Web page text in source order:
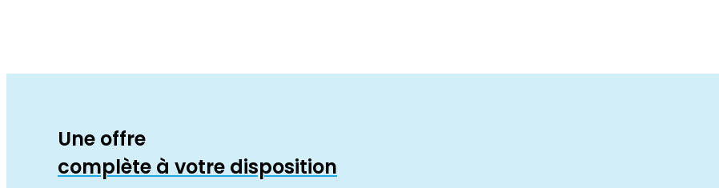
Une offre
complète à votre disposition